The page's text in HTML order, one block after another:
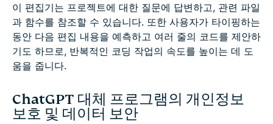
이 편집기는 프로젝트에 대한 질문에 답변하고, 관련 파일
과 함수를 참조할 수 있습니다. 또한 사용자가 타이핑하는
동안 다음 편집 내용을 예측하고 여러 줄의 코드를 제안하
기도 하므로, 반복적인 코딩 작업의 속도를 높이는 데 도
움을 줍니다.
ChatGPT 대체 프로그램의 개인정보
보호 및 데이터 보안